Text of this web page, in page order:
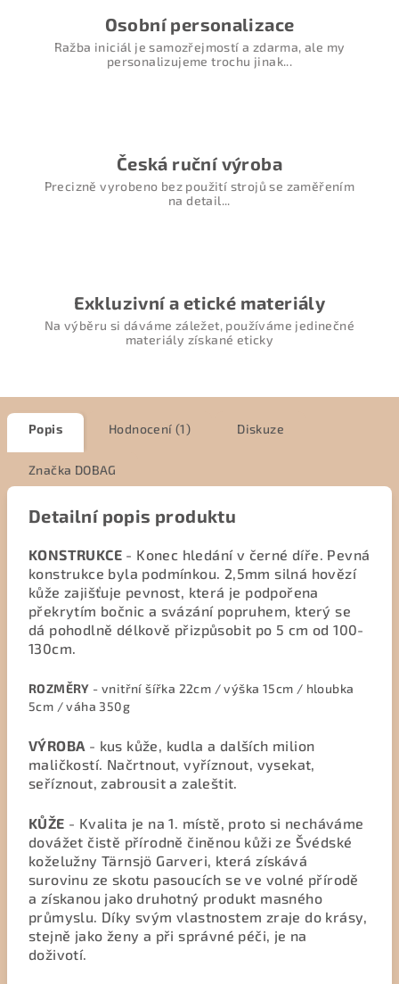
Osobní personalizace
Ražba iniciál je samozřejmostí a zdarma, ale my
personalizujeme trochu jinak...
Česká ruční výroba
Precizně vyrobeno bez použití strojů se zaměřením
na detail...
Exkluzivní a etické materiály
Na výběru si dáváme záležet, používáme jedinečné
materiály získané eticky
Popis Hodnocení (1) Diskuze
Značka DOBAG
Detailní popis produktu
KONSTRUKCE - Konec hledání v černé díře. Pevná
konstrukce byla podmínkou. 2,5mm silná hovězí
kůže zajišťuje pevnost, která je podpořena
překrytím bočnic a svázání popruhem, který se
dá pohodlně délkově přizpůsobit po 5 cm od 100-
130cm.
ROZMĚRY - vnitřní šířka 22cm / výška 15cm / hloubka
5cm / váha 350g
VÝROBA - kus kůže, kudla a dalších milion
maličkostí. Načrtnout, vyříznout, vysekat,
seříznout, zabrousit a zaleštit.
KŮŽE - Kvalita je na 1. místě, proto si necháváme
dovážet čistě přírodně činěnou kůži ze Švédské
koželužny Tärnsjö Garveri, která získává
surovinu ze skotu pasoucích se ve volné přírodě
a získanou jako druhotný produkt masného
průmyslu. Díky svým vlastnostem zraje do krásy,
stejně jako ženy a při správné péči, je na
doživotí.